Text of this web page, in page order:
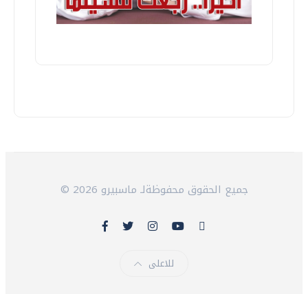
© 2026 جميع الحقوق محفوظةلـ ماسبيرو
للاعلى